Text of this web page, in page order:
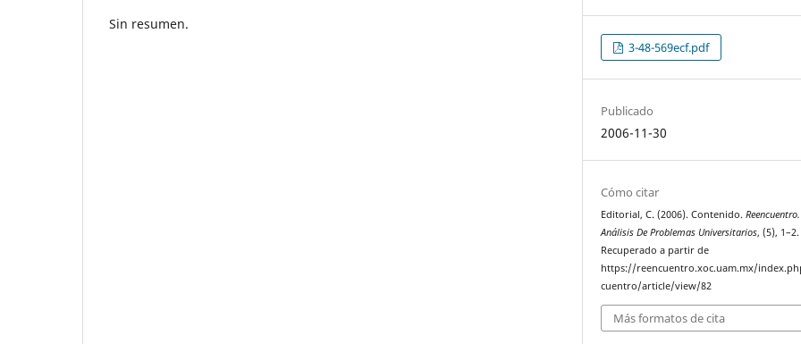
Sin resumen.
3-48-569ecf.pdf
Publicado
2006-11-30
Cómo citar
Editorial, C. (2006). Contenido.Reencuentro.
Análisis De Problemas Universitarios, (5), 1–2.
Recuperado a partir de
https://reencuentro.xoc.uam.mx/
cuentro/article/view/82
Más formatos de cita